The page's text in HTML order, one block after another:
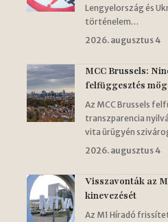
Lengyelország és
történelem…
2026. augusztus 4
MCC Brussels:
felfüggesztés
Az MCC Brussels
transzparencia
vita ürügyén
2026. augusztus 4
Visszavonták az
kinevezését
Az M1 Híradó